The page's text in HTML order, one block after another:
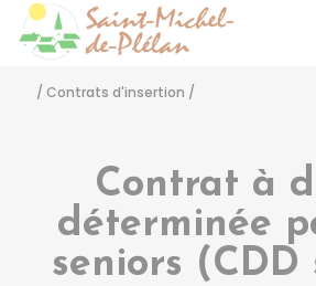
/ Contrats d'insertion /
Contrat à
déterminée
seniors (CDD